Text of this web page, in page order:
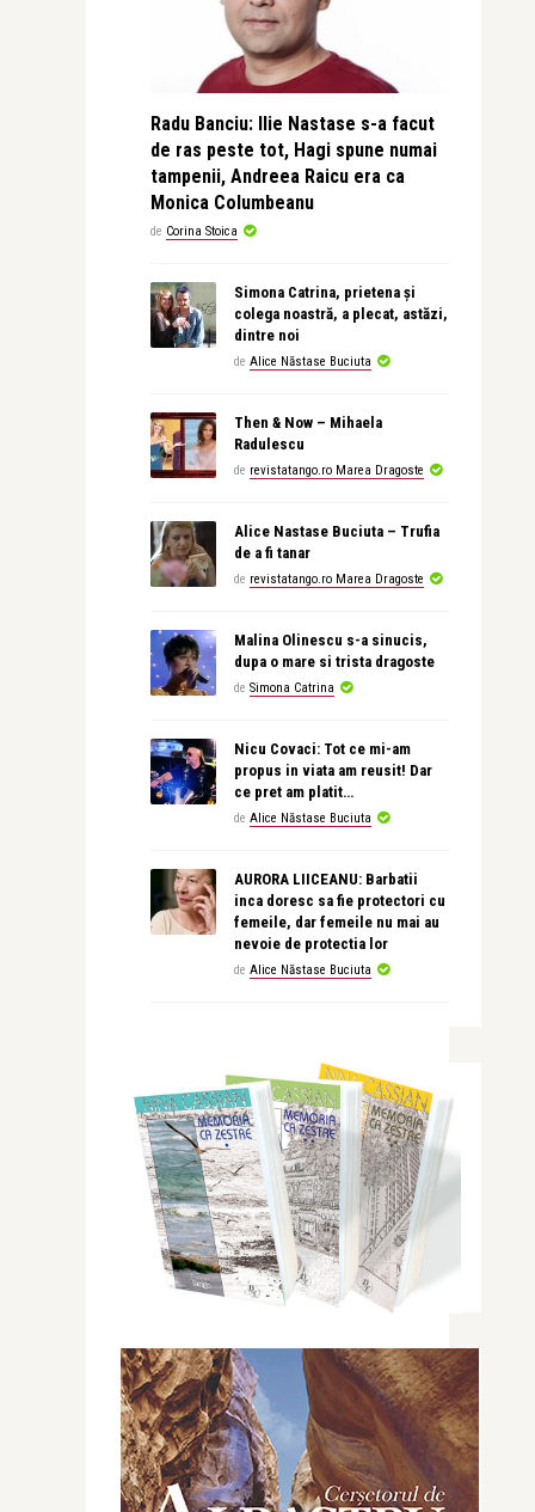
Radu Banciu: Ilie Nastase s-a facut
de ras peste tot, Hagi spune numai
tampenii, Andreea Raicu era ca
Monica Columbeanu
de Corina Stoica
Simona Catrina, prietena și
colega noastră, a plecat, astăzi,
dintre noi
de Alice Năstase Buciuta
Then & Now – Mihaela
Radulescu
de revistatango.ro Marea Dragoste
Alice Nastase Buciuta – Trufia
de a fi tanar
de revistatango.ro Marea Dragoste
Malina Olinescu s-a sinucis,
dupa o mare si trista dragoste
de Simona Catrina
Nicu Covaci: Tot ce mi-am
propus in viata am reusit! Dar
ce pret am platit…
de Alice Năstase Buciuta
AURORA LIICEANU: Barbatii
inca doresc sa fie protectori cu
femeile, dar femeile nu mai au
nevoie de protectia lor
de Alice Năstase Buciuta